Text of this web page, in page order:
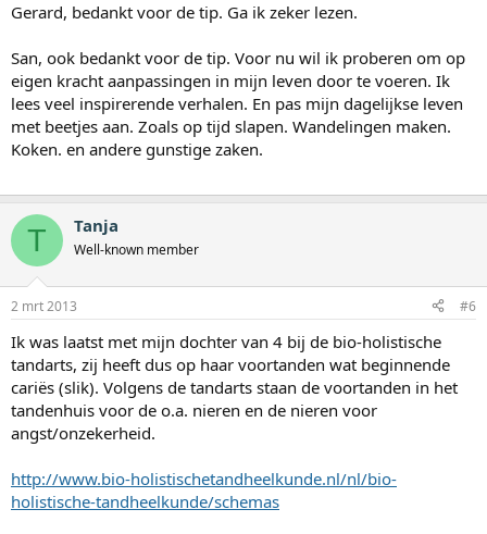
Gerard, bedankt voor de tip. Ga ik zeker lezen.
San, ook bedankt voor de tip. Voor nu wil ik proberen om op
eigen kracht aanpassingen in mijn leven door te voeren. Ik
lees veel inspirerende verhalen. En pas mijn dagelijkse leven
met beetjes aan. Zoals op tijd slapen. Wandelingen maken.
Koken. en andere gunstige zaken.
T Tanja
Well-known member
2 mrt 2013 #6
Ik was laatst met mijn dochter van 4 bij de bio-holistische
tandarts, zij heeft dus op haar voortanden wat beginnende
cariës (slik). Volgens de tandarts staan de voortanden in het
tandenhuis voor de o.a. nieren en de nieren voor
angst/onzekerheid.
http://www.bio-holistischetandheelkunde.nl/nl/bio-
holistische-tandheelkunde/schemas